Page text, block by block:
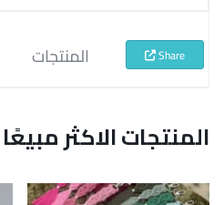
Share المنتجات
المنتجات الاكثر مبيعًا